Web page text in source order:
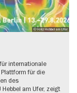
© HAU Hebbel am Ufer
internationale
für die
des
am Ufer, zeigt